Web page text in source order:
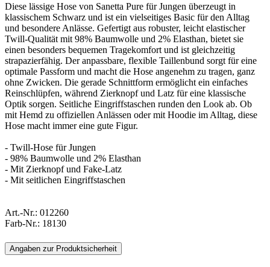
Diese lässige Hose von Sanetta Pure für Jungen überzeugt in
klassischem Schwarz und ist ein vielseitiges Basic für den Alltag
und besondere Anlässe. Gefertigt aus robuster, leicht elastischer
Twill-Qualität mit 98% Baumwolle und 2% Elasthan, bietet sie
einen besonders bequemen Tragekomfort und ist gleichzeitig
strapazierfähig. Der anpassbare, flexible Taillenbund sorgt für eine
optimale Passform und macht die Hose angenehm zu tragen, ganz
ohne Zwicken. Die gerade Schnittform ermöglicht ein einfaches
Reinschlüpfen, während Zierknopf und Latz für eine klassische
Optik sorgen. Seitliche Eingriffstaschen runden den Look ab. Ob
mit Hemd zu offiziellen Anlässen oder mit Hoodie im Alltag, diese
Hose macht immer eine gute Figur.
- Twill-Hose für Jungen
- 98% Baumwolle und 2% Elasthan
- Mit Zierknopf und Fake-Latz
- Mit seitlichen Eingriffstaschen
Art.-Nr.: 012260
Farb-Nr.: 18130
Angaben zur Produktsicherheit